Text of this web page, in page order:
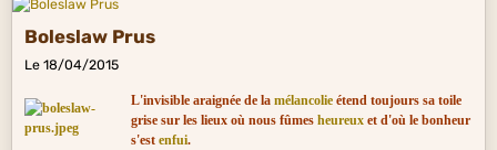
Boleslaw Prus
Le 18/04/2015
L'invisible araignée de la mélancolieétend toujours sa toile
grise sur les lieux où nous fûmes heureuxet d'où le bonheur
s'est enfui.